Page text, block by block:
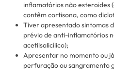
inflamatórios não esteroides
contêm cortisona, como
Tiver apresentado sintomas
prévio de anti-inflamatórios
acetilsalicílico);
Apresentar no momento ou
perfuração ou sangramento